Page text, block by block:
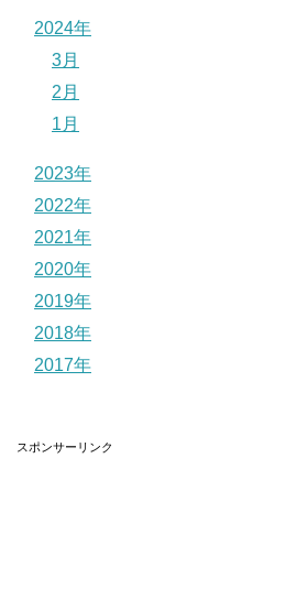
2024年
3月
2月
1月
2023年
2022年
2021年
2020年
2019年
2018年
2017年
スポンサーリンク